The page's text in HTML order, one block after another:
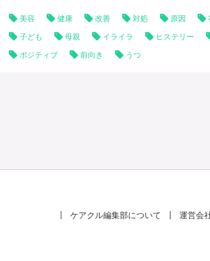
美容 健康 改善 対処 原因
子ども 母親 イライラ ヒステリー
ポジティブ 前向き うつ
ケアクル編集部について 運営会